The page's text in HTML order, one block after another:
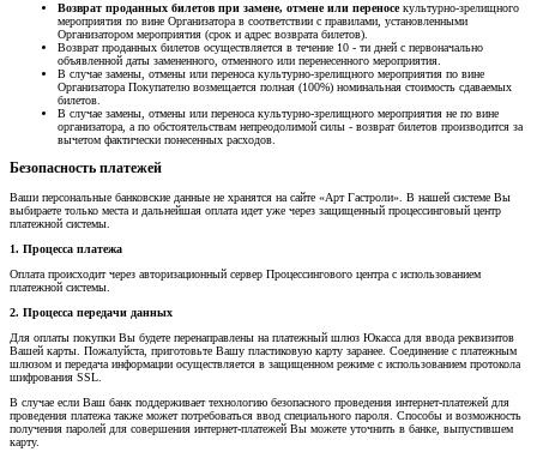
Возврат проданных билетов при замене, отмене или переносекультурно-зрелищного
мероприятия по вине Организатора в соответствии с правилами, установленными
Организатором мероприятия (срок и адрес возврата билетов).
Возврат проданных билетов осуществляется в течение 10 - ти дней с первоначально
объявленной даты замененного, отменного или перенесенного мероприятия.
В случае замены, отмены или переноса культурно-зрелищного мероприятия по вине
Организатора Покупателю возмещается полная (100%) номинальная стоимость сдаваемых
билетов.
В случае замены, отмены или переноса культурно-зрелищного мероприятия не по вине
организатора, а по обстоятельствам непреодолимой силы - возврат билетов производится за
вычетом фактически понесенных расходов.
Безопасность платежей
Ваши персональные банковские данные не хранятся на сайте «Арт Гастроли». В нашей системе Вы
выбираете только места и дальнейшая оплата идет уже через защищенный процессинговый центр
платежной системы.
1. Процесса платежа
Оплата происходит через авторизационный сервер Процессингового центра с использованием
платежной системы.
2. Процесса передачи данных
Для оплаты покупки Вы будете перенаправлены на платежный шлюз Юкасса для ввода реквизитов
Вашей карты. Пожалуйста, приготовьте Вашу пластиковую карту заранее. Соединение с платежным
шлюзом и передача информации осуществляется в защищенном режиме с использованием протокола
шифрования SSL.
В случае если Ваш банк поддерживает технологию безопасного проведения интернет-платежей для
проведения платежа также может потребоваться ввод специального пароля. Способы и возможность
получения паролей для совершения интернет-платежей Вы можете уточнить в банке, выпустившем
карту.